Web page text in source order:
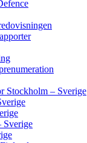
Stockholm – Sverige
Sverige